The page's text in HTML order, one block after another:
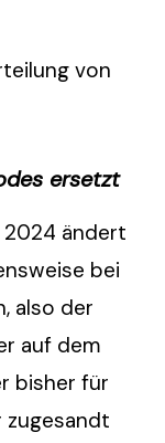
ersetzt
2024 ändert
bei
also der
auf dem
bisher für
zugesandt